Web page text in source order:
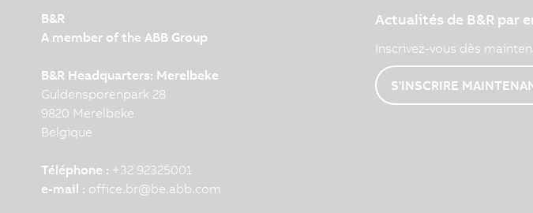
B&R
A member of the ABB Group
B&R Headquarters: Merelbeke
Guldensporenpark 28
9820 Merelbeke
Belgique
Téléphone : +32 92325001
e-mail : office.br@be.abb.com
Actualités de B&R par
Inscrivez-vous dès
S'INSCRIRE